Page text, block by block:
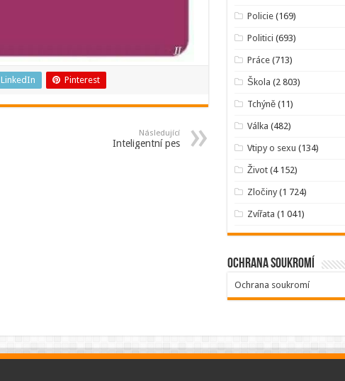
LinkedIn Pinterest
Následující
Inteligentní pes
Policie (169)
Politici (693)
Práce (713)
Škola (2 803)
Tchýně (11)
Válka (482)
Vtipy o sexu (134)
Život (4 152)
Zločiny (1 724)
Zvířata (1 041)
Ochrana soukromí
Ochrana soukromí